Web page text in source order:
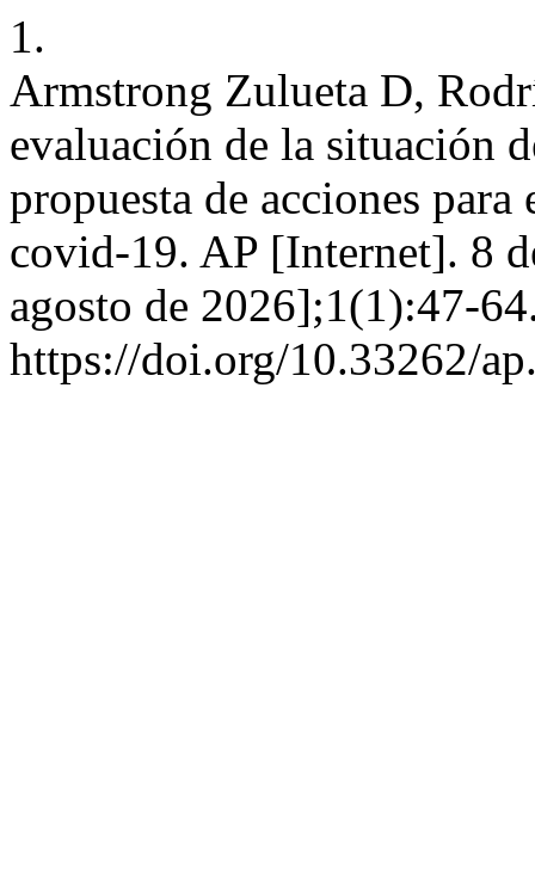
1.
Armstrong Zulueta D,
evaluación de la situación
propuesta de acciones
covid-19. AP [Internet]. 8
agosto de 2026];1(1):47-
https://doi.org/10.33262/